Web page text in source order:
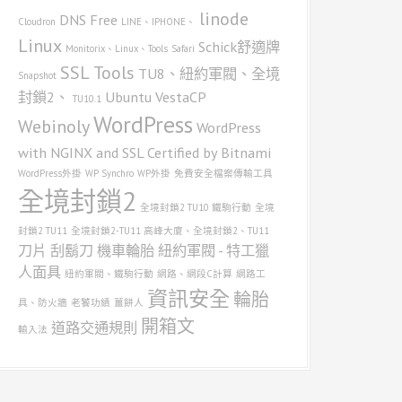
Cloudron DNS Free LINE、IPHONE、
linode
Linux Monitorix、Linux、Tools Safari Schick舒適牌
Snapshot SSLTools TU8、紐約軍閥、全境
封鎖2、
TU10.1 Ubuntu VestaCP
WebinolyWordPress WordPress
with NGINX and SSL Certified by Bitnami
WordPress外掛 WP Synchro WP外掛 免費安全檔案傳輸工具
全境封鎖2 全境封鎖2 TU10 鐵駒行動 全境
封鎖2 TU11 全境封鎖2-TU11 高峰大廈、全境封鎖2、TU11
刀片 刮鬍刀 機車輪胎紐約軍閥 - 特工獵
人面具 紐約軍閥、鐵駒行動 網路、網段C計算 網路工
具、防火牆 老饕功績 薑餅人 資訊安全 輪胎
輸入法 道路交通規則 開箱文